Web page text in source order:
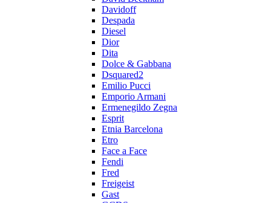
Davidoff
Despada
Diesel
Dior
Dita
Dolce & Gabbana
Dsquared2
Emilio Pucci
Emporio Armani
Ermenegildo Zegna
Esprit
Etnia Barcelona
Etro
Face a Face
Fendi
Fred
Freigeist
Gast